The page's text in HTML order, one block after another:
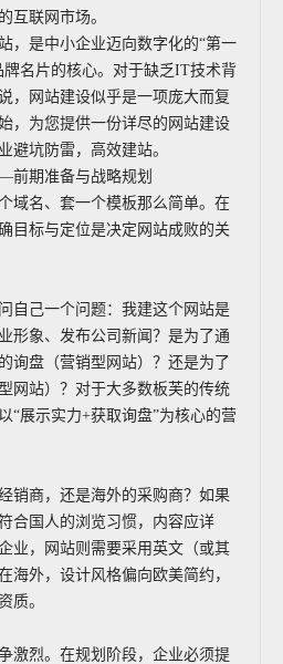
互联网市场。
，是中小企业迈向数字化的“第一
名片的核心。对于缺乏IT技术背
，网站建设似乎是一项庞大而复
，为您提供一份详尽的网站建设
避坑防雷，高效建站。
期准备与战略规划
域名、套一个模板那么简单。在
目标与定位是决定网站成败的关
自己一个问题：我建这个网站是
形象、发布公司新闻？是为了通
询盘（营销型网站）？还是为了
网站）？对于大多数板芙的传统
“展示实力+获取询盘”为核心的营
销商，还是海外的采购商？如果
合国人的浏览习惯，内容应详
业，网站则需要采用英文（或其
海外，设计风格偏向欧美简约，
质。
激烈。在规划阶段，企业必须提